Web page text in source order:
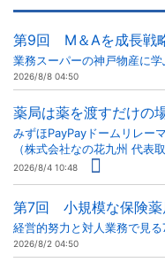
第9回 M＆Aを成長戦
業務スーパーの神戸物産に
2026/8/8 04:50
薬局は薬を渡すだけの
みずほPayPayドームリレ
（株式会社なの花九州 代表
2026/8/4 10:48
第7回 小規模な保険薬
経営的努力と対人業務で見
2026/8/2 04:50